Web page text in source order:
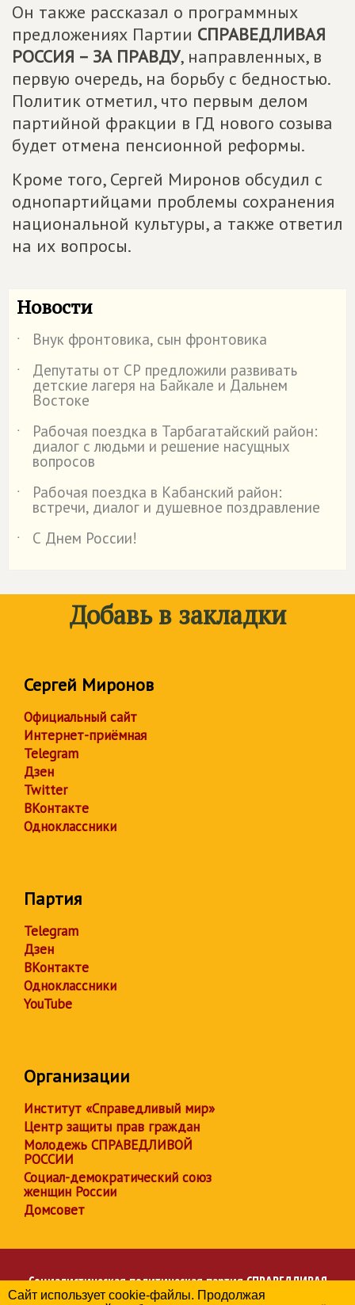
Он также рассказал о программных
предложениях Партии СПРАВЕДЛИВАЯ
РОССИЯ – ЗА ПРАВДУ, направленных, в
первую очередь, на борьбу с бедностью.
Политик отметил, что первым делом
партийной фракции в ГД нового созыва
будет отмена пенсионной реформы.
Кроме того, Сергей Миронов обсудил с
однопартийцами проблемы сохранения
национальной культуры, а также ответил
на их вопросы.
Новости
˙
Внук фронтовика, сын фронтовика
˙
Депутаты от СР предложили развивать
детские лагеря на Байкале и Дальнем
Востоке
˙
Рабочая поездка в Тарбагатайский район:
диалог с людьми и решение насущных
вопросов
˙
Рабочая поездка в Кабанский район:
встречи, диалог и душевное поздравление
˙
С Днем России!
Добавь в закладки
Сергей Миронов
Официальный сайт
Интернет-приёмная
Telegram
Дзен
Twitter
ВКонтакте
Одноклассники
Партия
Telegram
Дзен
ВКонтакте
Одноклассники
YouTube
Организации
Институт «Справедливый мир»
Центр защиты прав граждан
Молодежь СПРАВЕДЛИВОЙ
РОССИИ
Социал-демократический союз
женщин России
Домсовет
Социалистическая политическая партияСПРАВЕДЛИВАЯ
РОССИЯ
Сайт использует cookie-файлы. Продолжая